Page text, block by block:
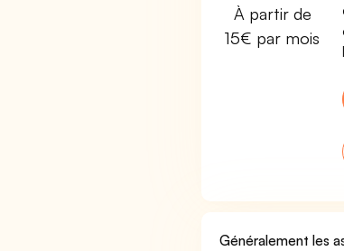
À partir de
15€ par mois
Généralement les